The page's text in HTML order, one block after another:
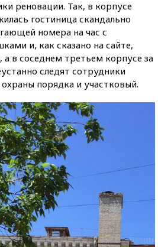
реновации. Так, в корпусе
гостиница скандально
номера на час с
и, как сказано на сайте,
в соседнем третьем корпусе за
следят сотрудники
порядка и участковый.